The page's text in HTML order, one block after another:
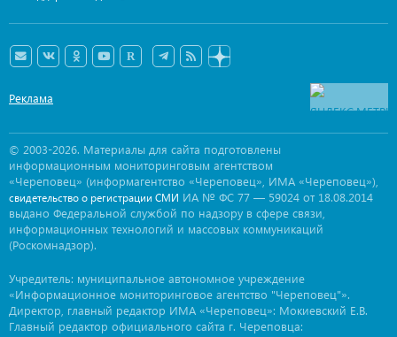
Реклама
© 2003-2026. Материалы для сайта подготовлены
информационным мониторинговым агентством
«Череповец» (информагентство «Череповец», ИМА «Череповец»),
свидетельство о регистрации СМИ ИА № ФС 77 — 59024 от 18.08.2014
выдано Федеральной службой по надзору в сфере связи,
информационных технологий и массовых коммуникаций
(Роскомнадзор).
Учредитель: муниципальное автономное учреждение
«Информационное мониторинговое агентство "Череповец"».
Директор, главный редактор ИМА «Череповец»: Мокиевский Е.В.
Главный редактор официального сайта г. Череповца: